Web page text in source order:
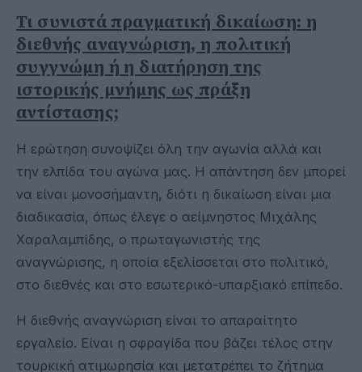
Τι συνιστά πραγματική δικαίωση: η
διεθνής αναγνώριση, η πολιτική
συγγνώμη ή η διατήρηση της
ιστορικής μνήμης ως πράξη
αντίστασης;
Η ερώτηση συνοψίζει όλη την αγωνία αλλά και
την ελπίδα του αγώνα μας. Η απάντηση δεν μπορεί
να είναι μονοσήμαντη, διότι η δικαίωση είναι μια
διαδικασία, όπως έλεγε ο αείμνηστος Μιχάλης
Χαραλαμπίδης, ο πρωταγωνιστής της
αναγνώρισης, η οποία εξελίσσεται στο πολιτικό,
στο διεθνές και στο εσωτερικό-υπαρξιακό επίπεδο.
Η διεθνής αναγνώριση είναι το απαραίτητο
εργαλείο. Είναι η σφραγίδα που βάζει τέλος στην
τουρκική ατιμωρησία και μετατρέπει το ζήτημα